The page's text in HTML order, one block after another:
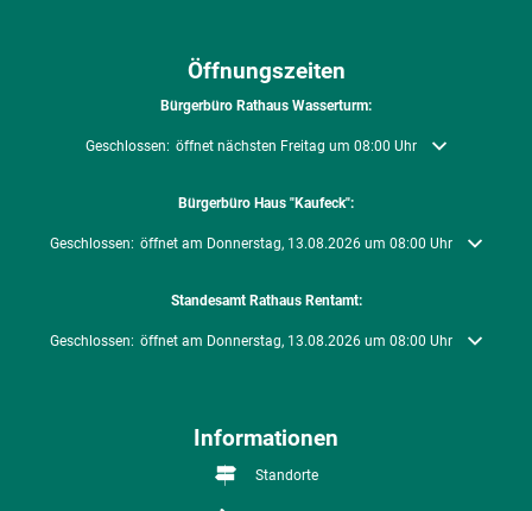
Öffnungszeiten
Bürgerbüro Rathaus Wasserturm:
Klicken, um weitere Öffnungs- oder Schließzeiten auszublenden
Geschlossen: öffnet nächsten Freitag um 08:00 Uhr
Bürgerbüro Haus "Kaufeck":
Klicken, um weitere Öffnungs- oder Schließzeiten auszublenden
Geschlossen: öffnet am Donnerstag, 13.08.2026 um 08:00 Uhr
Standesamt Rathaus Rentamt:
Klicken, um weitere Öffnungs- oder Schließzeiten auszublenden
Geschlossen: öffnet am Donnerstag, 13.08.2026 um 08:00 Uhr
Informationen
Standorte